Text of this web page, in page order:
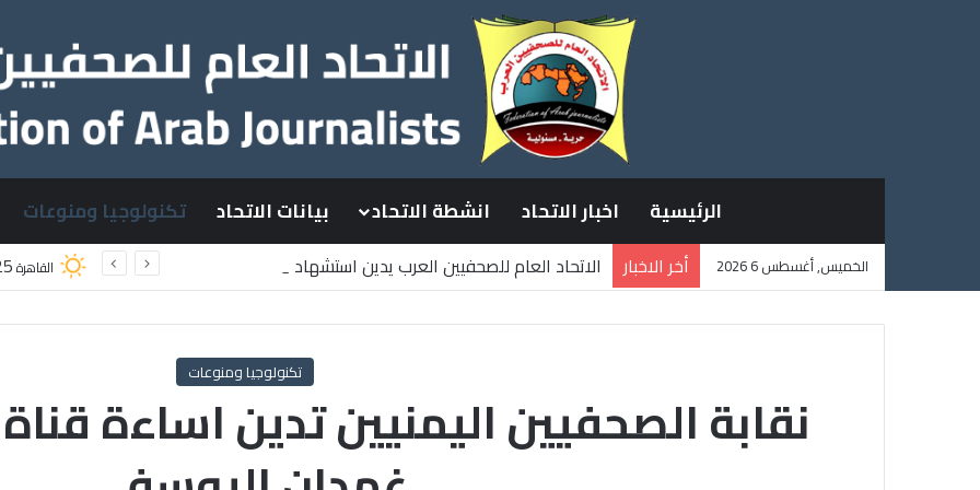
الرئيسية اخبار الاتحاد انشطة الاتحاد بيانات الاتحاد تكنولوجيا ومنوعات
الخميس, أغسطس 6 2026 أخر الاخبار
الاتحاد العام للصحفيين العرب يدين استشهاد
القاهرة
تكنولوجيا ومنوعات
نقابة الصحفيين اليمنيين تدين اساءة